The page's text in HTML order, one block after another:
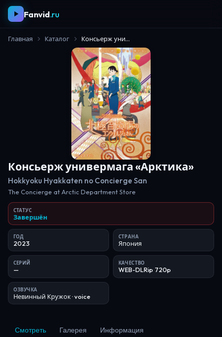
Fanvid.ru
Главная Каталог Консьерж универмага «Арктика»
Консьерж универмага «Арктика»
Hokkyoku Hyakkaten no Concierge San
The Concierge at Arctic Department Store
СТАТУС
Завершён
ГОД
2023
СТРАНА
Япония
СЕРИЙ
—
КАЧЕСТВО
WEB-DLRip 720p
ОЗВУЧКА
Невинный Кружок· voice
Смотреть Галерея Информация